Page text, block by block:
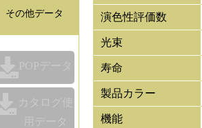
その他データ
POPデータ
カタログ使
用データ
演色性評価数
光束
寿命
製品カラー
機能